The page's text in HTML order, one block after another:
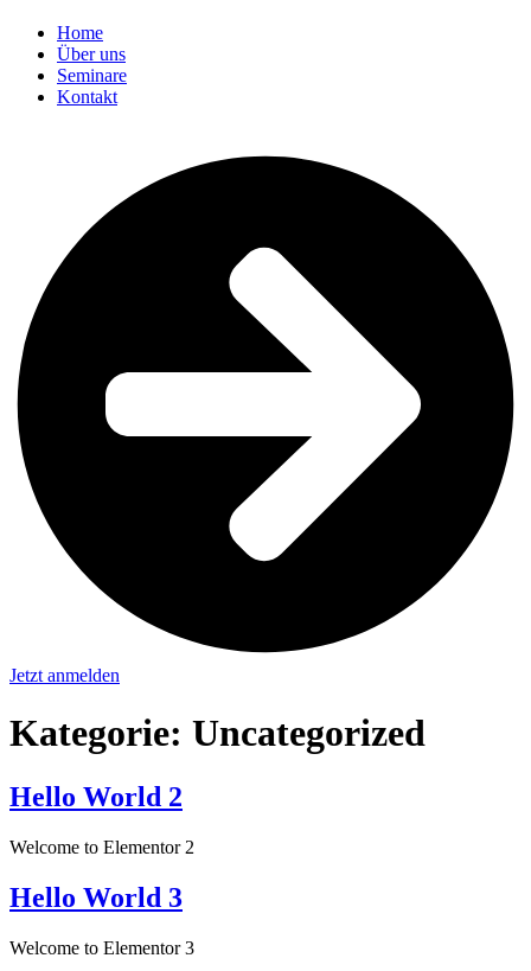
Home
Über uns
Seminare
Kontakt
Jetzt anmelden
Kategorie: Uncategorized
Hello World 2
Welcome to Elementor 2
Hello World 3
Welcome to Elementor 3